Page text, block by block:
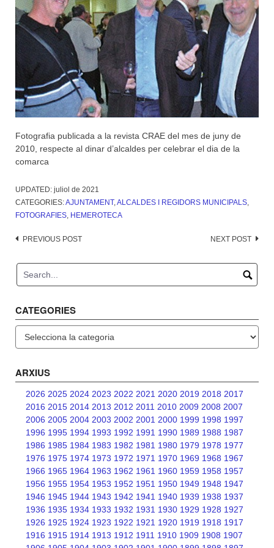
Fotografia publicada a la revista CRAE del mes de juny de
2010, respecte al dinar d’alcaldes per celebrar el dia de la
comarca
UPDATED: juliol de 2021
CATEGORIES:AJUNTAMENT,ALCALDES I REGIDORS MUNICIPALS,
FOTOGRAFIES, HEMEROTECA
Post
PREVIOUS POST NEXT POST
CATEGORIES
ARXIUS
2026 2025 2024 2023 2022 2021 2020 2019 2018 2017
2016 2015 2014 2013 2012 2011 2010 2009 2008 2007
2006 2005 2004 2003 2002 2001 2000 1999 1998 1997
1996 1995 1994 1993 1992 1991 1990 1989 1988 1987
1986 1985 1984 1983 1982 1981 1980 1979 1978 1977
1976 1975 1974 1973 1972 1971 1970 1969 1968 1967
1966 1965 1964 1963 1962 1961 1960 1959 1958 1957
1956 1955 1954 1953 1952 1951 1950 1949 1948 1947
1946 1945 1944 1943 1942 1941 1940 1939 1938 1937
1936 1935 1934 1933 1932 1931 1930 1929 1928 1927
1926 1925 1924 1923 1922 1921 1920 1919 1918 1917
1916 1915 1914 1913 1912 1911 1910 1909 1908 1907